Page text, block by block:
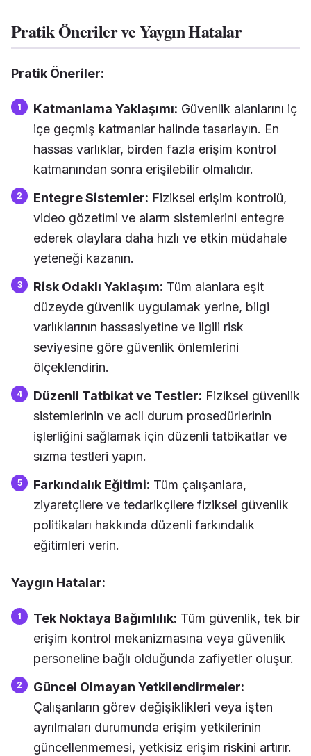
Pratik Öneriler ve Yaygın Hatalar
Pratik Öneriler:
Katmanlama Yaklaşımı: Güvenlik alanlarını iç
içe geçmiş katmanlar halinde tasarlayın. En
hassas varlıklar, birden fazla erişim kontrol
katmanından sonra erişilebilir olmalıdır.
Entegre Sistemler: Fiziksel erişim kontrolü,
video gözetimi ve alarm sistemlerini entegre
ederek olaylara daha hızlı ve etkin müdahale
yeteneği kazanın.
Risk Odaklı Yaklaşım: Tüm alanlara eşit
düzeyde güvenlik uygulamak yerine, bilgi
varlıklarının hassasiyetine ve ilgili risk
seviyesine göre güvenlik önlemlerini
ölçeklendirin.
Düzenli Tatbikat ve Testler: Fiziksel güvenlik
sistemlerinin ve acil durum prosedürlerinin
işlerliğini sağlamak için düzenli tatbikatlar ve
sızma testleri yapın.
Farkındalık Eğitimi: Tüm çalışanlara,
ziyaretçilere ve tedarikçilere fiziksel güvenlik
politikaları hakkında düzenli farkındalık
eğitimleri verin.
Yaygın Hatalar:
Tek Noktaya Bağımlılık: Tüm güvenlik, tek bir
erişim kontrol mekanizmasına veya güvenlik
personeline bağlı olduğunda zafiyetler oluşur.
Güncel Olmayan Yetkilendirmeler:
Çalışanların görev değişiklikleri veya işten
ayrılmaları durumunda erişim yetkilerinin
güncellenmemesi, yetkisiz erişim riskini artırır.